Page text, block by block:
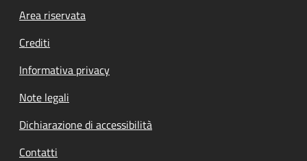
Footer menu
Area riservata
Crediti
Informativa privacy
Note legali
Dichiarazione di accessibilità
Contatti